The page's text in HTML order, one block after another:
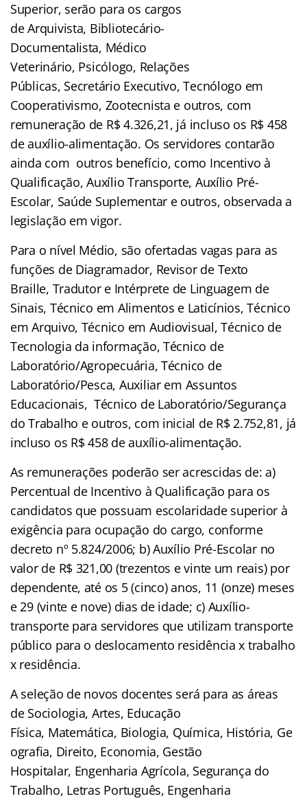
Superior, serão para os cargos
de Arquivista, Bibliotecário-
Documentalista, Médico
Veterinário, Psicólogo, Relações
Públicas, Secretário Executivo, Tecnólogo em
Cooperativismo, Zootecnista e outros, com
remuneração de R$ 4.326,21, já incluso os R$ 458
de auxílio-alimentação. Os servidores contarão
ainda com outros benefício, como Incentivo à
Qualificação, Auxílio Transporte, Auxílio Pré-
Escolar, Saúde Suplementar e outros, observada a
legislação em vigor.
Para o nível Médio, são ofertadas vagas para as
funções de Diagramador, Revisor de Texto
Braille, Tradutor e Intérprete de Linguagem de
Sinais, Técnico em Alimentos e Laticínios, Técnico
em Arquivo, Técnico em Audiovisual, Técnico de
Tecnologia da informação, Técnico de
Laboratório/Agropecuária, Técnico de
Laboratório/Pesca, Auxiliar em Assuntos
Educacionais, Técnico de Laboratório/Segurança
do Trabalho e outros, com inicial de R$ 2.752,81, já
incluso os R$ 458 de auxílio-alimentação.
As remunerações poderão ser acrescidas de: a)
Percentual de Incentivo à Qualificação para os
candidatos que possuam escolaridade superior à
exigência para ocupação do cargo, conforme
decreto nº 5.824/2006; b) Auxílio Pré-Escolar no
valor de R$ 321,00 (trezentos e vinte um reais) por
dependente, até os 5 (cinco) anos, 11 (onze) meses
e 29 (vinte e nove) dias de idade; c) Auxílio-
transporte para servidores que utilizam transporte
público para o deslocamento residência x trabalho
x residência.
A seleção de novos docentes será para as áreas
de Sociologia, Artes, Educação
Física, Matemática, Biologia, Química, História, Ge
ografia, Direito, Economia, Gestão
Hospitalar, Engenharia Agrícola, Segurança do
Trabalho, Letras Português, Engenharia